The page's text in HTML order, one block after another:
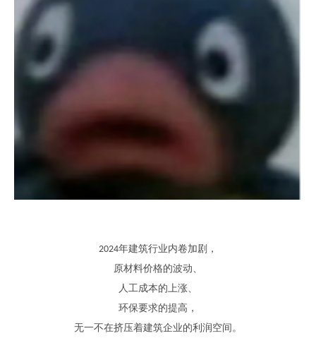
2024年建筑行业内卷加剧 ，
原材料价格的波动、
人工成本的上涨、
环保要求的提高，
无一不在挤压着建筑企业的利润空间。